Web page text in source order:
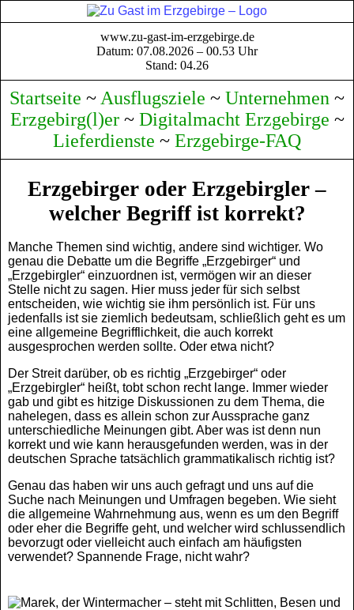
www.zu-gast-im-erzgebirge.de
Datum: 07.08.2026 – 00.53 Uhr
Stand: 04.26
Startseite ~ Ausflugsziele ~ Unternehmen ~
Erzgebirg(l)er~ Digitalmacht Erzgebirge ~
Lieferdienste ~ Erzgebirge-FAQ
Erzgebirger oder Erzgebirgler –
welcher Begriff ist korrekt?
Manche Themen sind wichtig, andere sind wichtiger. Wo
genau die Debatte um die Begriffe „Erzgebirger“ und
„Erzgebirgler“ einzuordnen ist, vermögen wir an dieser
Stelle nicht zu sagen. Hier muss jeder für sich selbst
entscheiden, wie wichtig sie ihm persönlich ist. Für uns
jedenfalls ist sie ziemlich bedeutsam, schließlich geht es um
eine allgemeine Begrifflichkeit, die auch korrekt
ausgesprochen werden sollte. Oder etwa nicht?
Der Streit darüber, ob es richtig „Erzgebirger“ oder
„Erzgebirgler“ heißt, tobt schon recht lange. Immer wieder
gab und gibt es hitzige Diskussionen zu dem Thema, die
nahelegen, dass es allein schon zur Aussprache ganz
unterschiedliche Meinungen gibt. Aber was ist denn nun
korrekt und wie kann herausgefunden werden, was in der
deutschen Sprache tatsächlich grammatikalisch richtig ist?
Genau das haben wir uns auch gefragt und uns auf die
Suche nach Meinungen und Umfragen begeben. Wie sieht
die allgemeine Wahrnehmung aus, wenn es um den Begriff
oder eher die Begriffe geht, und welcher wird schlussendlich
bevorzugt oder vielleicht auch einfach am häufigsten
verwendet? Spannende Frage, nicht wahr?